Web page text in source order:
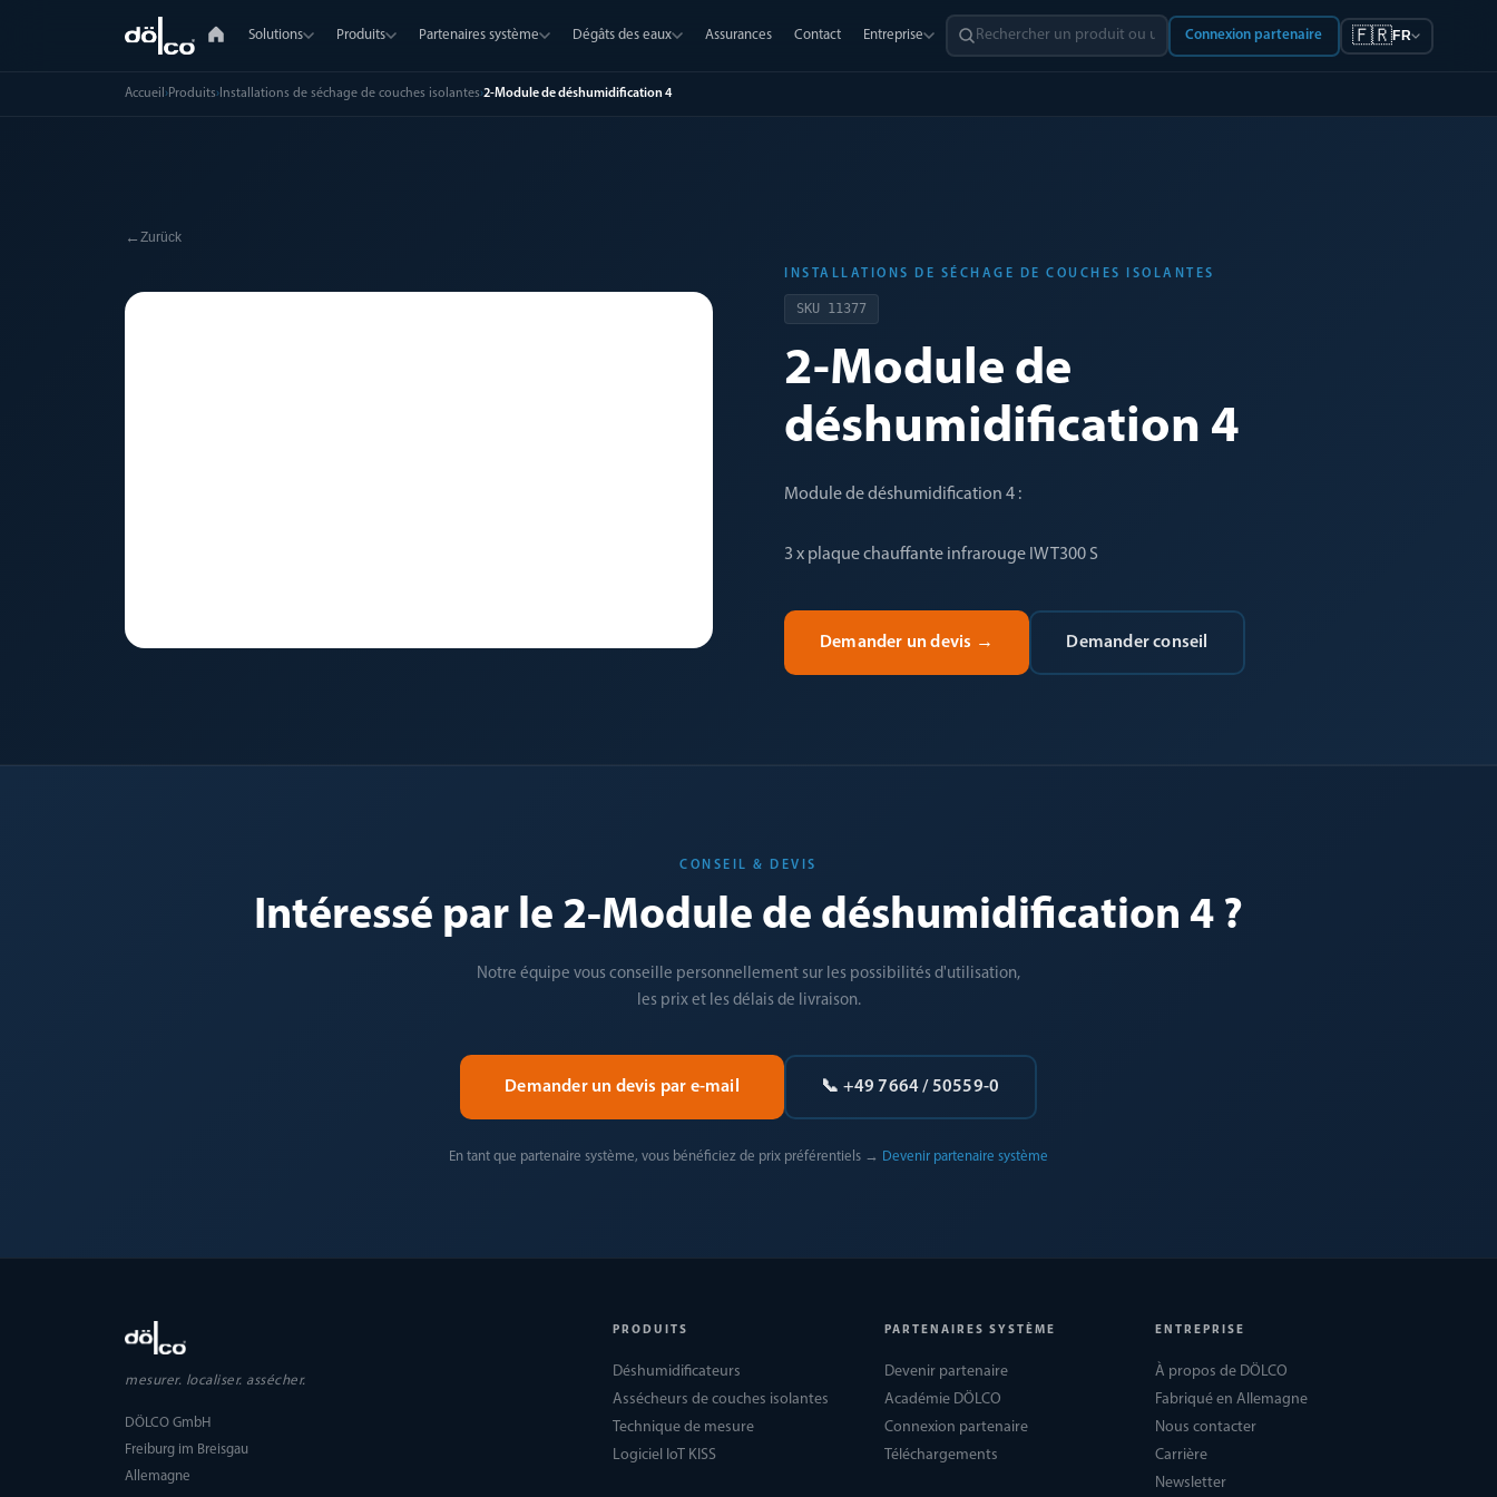
Solutions Produits Partenaires système Dégâts des eaux Assurances Contact Entreprise Connexion partenaire 🇫🇷FR
Accueil ›Produits› Installations de séchage de couches isolantes›2-Module de déshumidification 4
← Zurück
INSTALLATIONS DE SÉCHAGE DE COUCHES ISOLANTES
SKU 11377
2-Module de
déshumidification 4
Module de déshumidification 4 :
3 x plaque chauffante infrarouge IWT300 S
Demander un devis → Demander conseil
CONSEIL & DEVIS
Intéressé par le 2-Module de déshumidification 4 ?
Notre équipe vous conseille personnellement sur les possibilités d'utilisation,
les prix et les délais de livraison.
Demander un devis par e-mail 📞 +49 7664 / 50559-0
En tant que partenaire système, vous bénéficiez de prix préférentiels → Devenir partenaire système
mesurer. localiser. assécher.
DÖLCO GmbH
Freiburg im Breisgau
Allemagne
PRODUITS
Déshumidificateurs
Assécheurs de couches isolantes
Technique de mesure
Logiciel IoT KISS
PARTENAIRES SYSTÈME
Devenir partenaire
Académie DÖLCO
Connexion partenaire
Téléchargements
ENTREPRISE
À propos de DÖLCO
Fabriqué en Allemagne
Nous contacter
Carrière
Newsletter